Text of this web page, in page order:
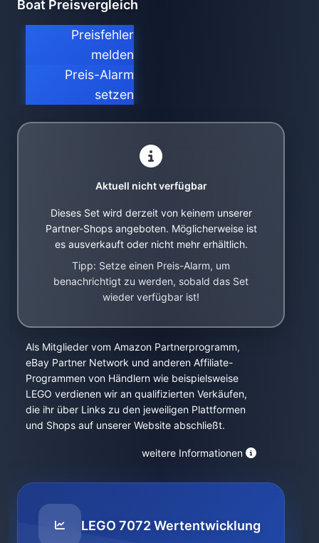
Boat Preisvergleich
Preisfehler
melden
Preis-Alarm
setzen
Aktuell nicht verfügbar
Dieses Set wird derzeit von keinem unserer
Partner-Shops angeboten. Möglicherweise ist
es ausverkauft oder nicht mehr erhältlich.
Tipp: Setze einen Preis-Alarm, um
benachrichtigt zu werden, sobald das Set
wieder verfügbar ist!
Als Mitglieder vom Amazon Partnerprogramm,
eBay Partner Network und anderen Affiliate-
Programmen von Händlern wie beispielsweise
LEGO verdienen wir an qualifizierten Verkäufen,
die ihr über Links zu den jeweiligen Plattformen
und Shops auf unserer Website abschließt.
weitere Informationen
LEGO 7072 Wertentwicklung